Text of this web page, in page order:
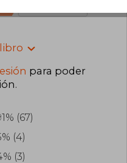
para poder
.
(67)
(4)
(3)